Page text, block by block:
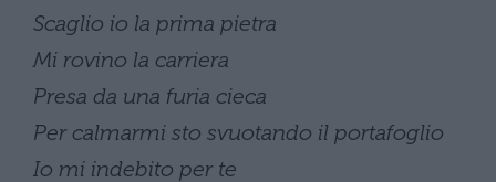
Scaglio io la prima pietra
Mi rovino la carriera
Presa da una furia cieca
Per calmarmi sto svuotando il portafoglio
Io mi indebito per te